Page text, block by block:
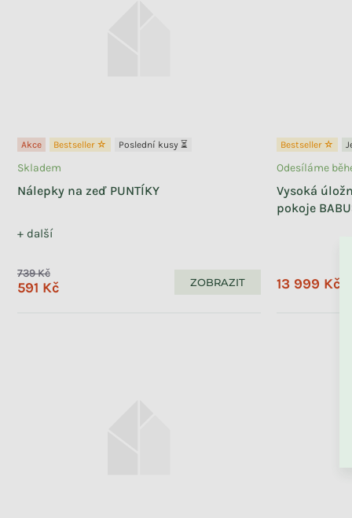
Se schůdky
Akce Bestseller ☆ Poslední kusy ⏳
Nálepky na zeď PUNTÍKY
+ další
Skladem
739 Kč
591 Kč ZOBRAZIT
Bestseller ☆
Vysoká
pokoje
Odesíláme
13 999 Kč